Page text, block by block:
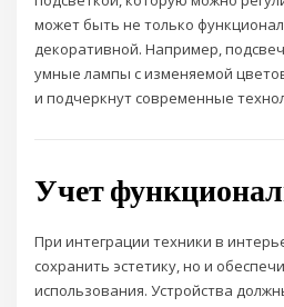
может быть не только
декоративной. Например,
умные лампы с изменяемой
и подчеркнут современные
Учет
При интеграции техники в
сохранить эстетику, но и
использования. Устройства